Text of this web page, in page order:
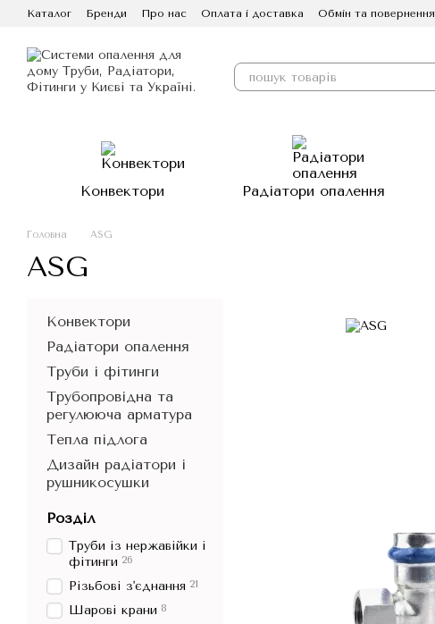
Перейти до основного контенту
Каталог Бренди Про нас Оплата і доставка Обмін та повернення
Конвектори Радіатори опалення
Головна ASG
ASG
Конвектори
Радіатори опалення
Труби і фітинги
Трубопровідна та
регулююча арматура
Тепла підлога
Дизайн радіатори і
рушникосушки
Розділ
Труби із нержавійки і
фітинги 26
Різьбові з'єднання 21
Шарові крани 8